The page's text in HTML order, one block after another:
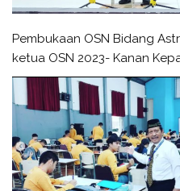
Pembukaan OSN Bidang
ketua OSN 2023- Kanan